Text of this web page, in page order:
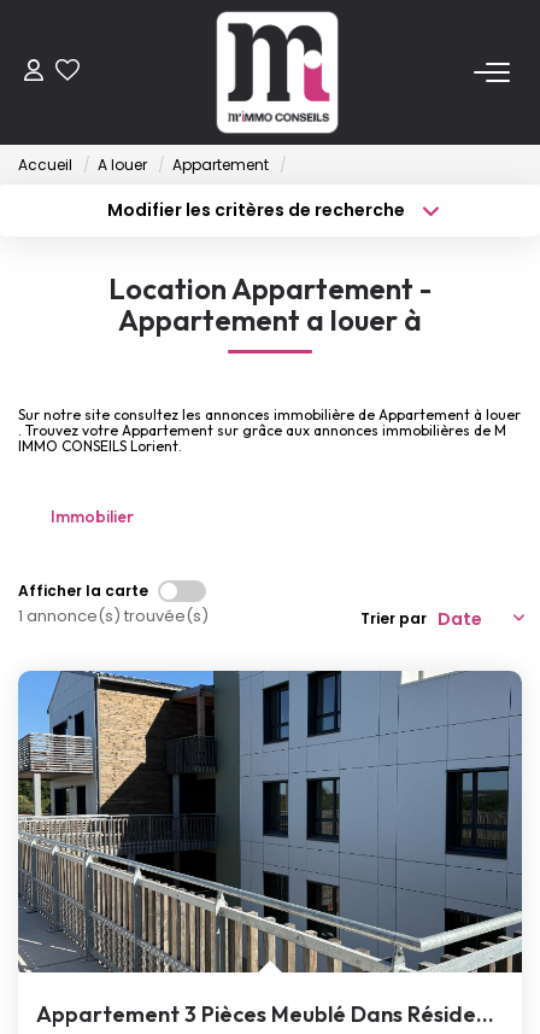
ACHETER
Anciens
Programmes Neufs
VENDRE
NOTRE AGENCE
Notre Équipe
Nous Rejoindre
Nos Actualités
CONTACT
Accueil A louer Appartement
Modifier les critères de recherche
Sélectionnez...
Type de bien
Surface min
Créer une alerte
Location Appartement -
Appartement a louer à
Sur notre site consultez les annonces immobilière de Appartement à louer
. Trouvez votre Appartement sur grâce aux annonces immobilières de M
IMMO CONSEILS Lorient.
Immobilier
Afficher la carte
1 annonce(s) trouvée(s) Trier par
Appartement 3 Pièces Meublé Dans Résidence Neuve